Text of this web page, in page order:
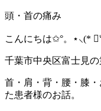
頭・首の痛み
こんにちは✩°。⋆⸜(*
千葉市中央区富士見
首・肩・背・腰・膝
た患者様のお話。